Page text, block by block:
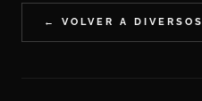
← VOLVER A DIVERSOS